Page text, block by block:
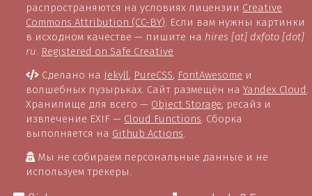
распространяются на условиях лицензии Creative
Commons Attribution (CC-BY). Если вам нужны картинки
в исходном качестве — пишите на hires [at] dxfoto [dot]
ru. Registered on Safe Creative
Сделано на Jekyll, PureCSS, FontAwesome и
волшебных пузырьках. Сайт размещён наYandex Cloud.
Хранилище для всего — Object Storage, ресайз и
извлечение EXIF — Cloud Functions. Сборка
выполняется на Github Actions.
Мы не собираем персональные данные и не
используем трекеры.